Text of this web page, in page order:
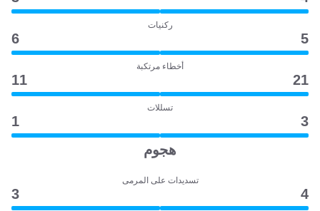
ركنيات
5
6
أخطاء مرتكبة
21
11
تسللات
3
1
هجوم
تسديدات على المرمى
4
3